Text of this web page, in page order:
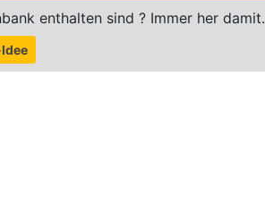
enthalten sind ? Immer her damit.